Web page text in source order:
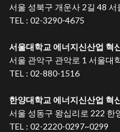
서울 성북구 개운사 2길 48
TEL : 02-3290-4675
서울대학교 에너지신산업 혁
서울 관악구 관악로 1 서울대
TEL : 02-880-1516
한양대학교 에너지신산업 혁
서울 성동구 왕십리로 222 한
TEL : 02-2220-0297~0299